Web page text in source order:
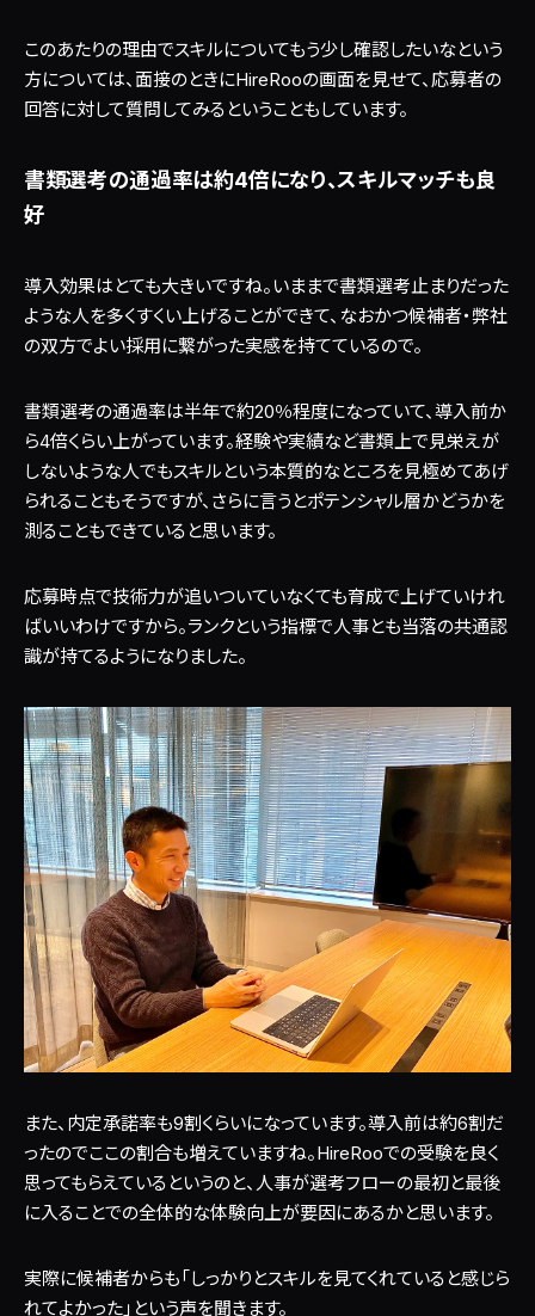
このあたりの理由でスキルについてもう少し確認したいなという
方については、面接のときにHireRooの画面を見せて、応募者の
回答に対して質問してみるということもしています。
書類選考の通過率は約4倍になり、スキルマッチも良
好
導入効果はとても大きいですね。いままで書類選考止まりだった
ような人を多くすくい上げることができて、なおかつ候補者・弊社
の双方でよい採用に繋がった実感を持てているので。
書類選考の通過率は半年で約20％程度になっていて、導入前か
ら4倍くらい上がっています。経験や実績など書類上で見栄えが
しないような人でもスキルという本質的なところを見極めてあげ
られることもそうですが、さらに言うとポテンシャル層かどうかを
測ることもできていると思います。
応募時点で技術力が追いついていなくても育成で上げていけれ
ばいいわけですから。ランクという指標で人事とも当落の共通認
識が持てるようになりました。
また、内定承諾率も9割くらいになっています。導入前は約6割だ
ったのでここの割合も増えていますね。HireRooでの受験を良く
思ってもらえているというのと、人事が選考フローの最初と最後
に入ることでの全体的な体験向上が要因にあるかと思います。
実際に候補者からも「しっかりとスキルを見てくれていると感じら
れてよかった」という声を聞きます。